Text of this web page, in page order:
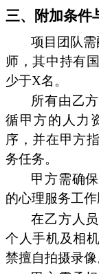
三、附加条件
项目团队
师，其中持有
少于X名。
所有由乙
循甲方的人力
序，并在甲方
务任务。
甲方需确
的心理服务工
在乙方人
个人手机及相
禁擅自拍摄录像